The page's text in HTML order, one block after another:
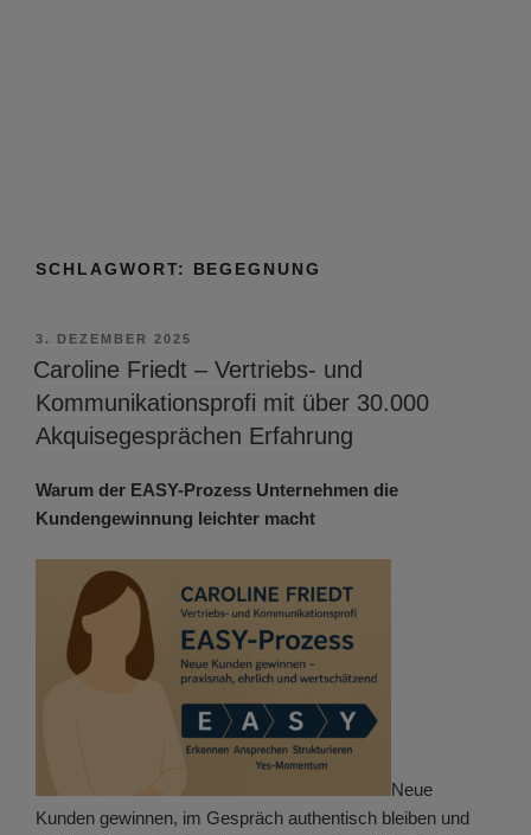
SCHLAGWORT: BEGEGNUNG
VERÖFFENTLICHT
AM
3. DEZEMBER 2025
Caroline Friedt – Vertriebs- und
Kommunikationsprofi mit über 30.000
Akquisegesprächen Erfahrung
Warum der EASY-Prozess Unternehmen die
Kundengewinnung leichter macht
Neue
Kunden gewinnen, im Gespräch authentisch bleiben und